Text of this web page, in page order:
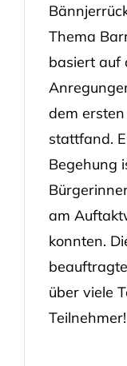
Thema
basiert auf
dem
stattfand.
Begehung
am
konnten.
über viele